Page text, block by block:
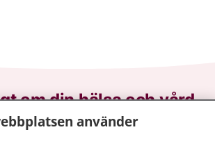
om din hälsa och vård
råd om hälsa och information om
använder